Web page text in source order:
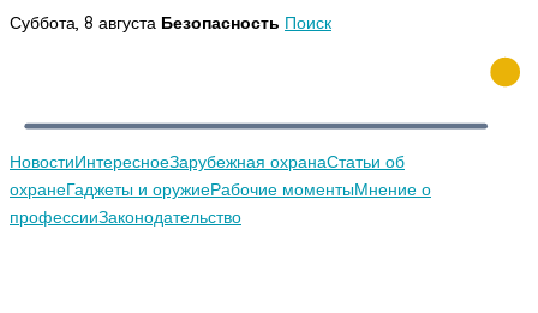
Перейти
Суббота, 8 августа Безопасность Поиск
НовостиИнтересноеЗарубежная охранаСтатьи об
охранеГаджеты и оружиеРабочие моментыМнение о
профессииЗаконодательство